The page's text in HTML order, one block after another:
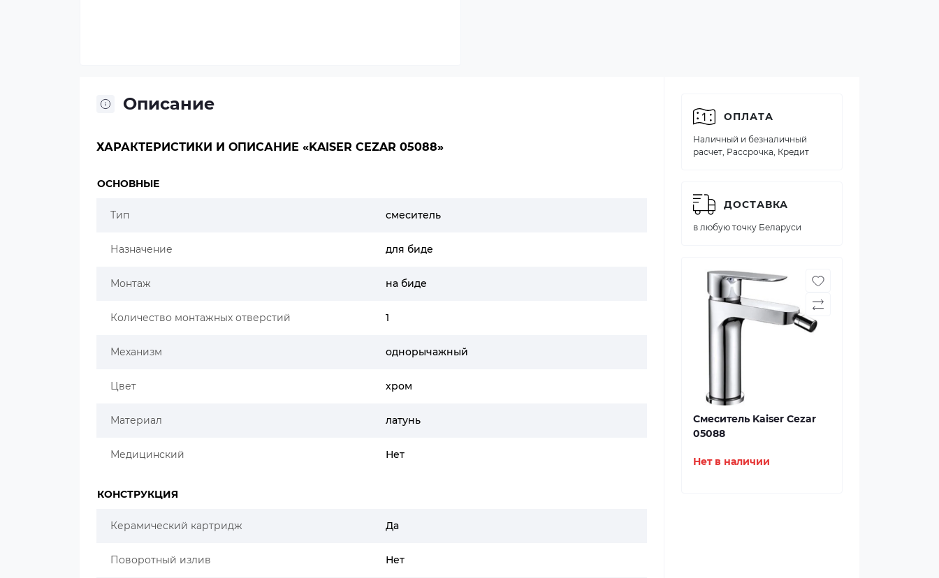
Описание
ХАРАКТЕРИСТИКИ И ОПИСАНИЕ «KAISER CEZAR 05088»
ОСНОВНЫЕ
Тип смеситель
Назначение для биде
Монтаж на биде
Количество монтажных отверстий 1
Механизм однорычажный
Цвет хром
Материал латунь
Медицинский Нет
КОНСТРУКЦИЯ
Керамический картридж Да
Поворотный излив Нет
ОПЛАТА
Наличный и безналичный
расчет, Рассрочка, Кредит
ДОСТАВКА
в любую точку Беларуси
Смеситель Kaiser Cezar
05088
Нет в наличии